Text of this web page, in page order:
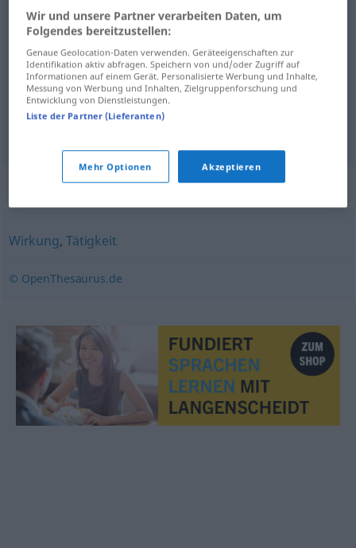
a(c)tividadef Betätigung
participaçãof Betätigung (≈ Teilnahme)
manejom Betätigung TECH
Synonyme für "Betätigung"
Wirkung,Tätigkeit
© OpenThesaurus.de
Wir und unsere Partner verarbeiten Daten, um
Folgendes bereitzustellen:
Genaue Geolocation-Daten verwenden. Geräteeigenschaften zur
Identifikation aktiv abfragen. Speichern von und/oder Zugriff auf
Informationen auf einem Gerät. Personalisierte Werbung und Inhalte,
Messung von Werbung und Inhalten, Zielgruppenforschung und
Entwicklung von Dienstleistungen.
Liste der Partner (Lieferanten)
Mehr Optionen Akzeptieren